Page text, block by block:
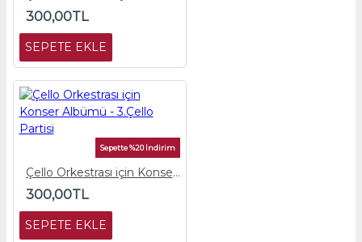
300,00TL
SEPETE EKLE
Sepette %20 İndirim
Çello Orkestrası için Konser Albümü - 3.Çello Partisi
300,00TL
SEPETE EKLE